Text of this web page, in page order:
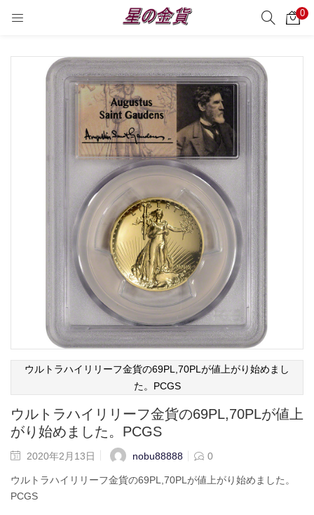
0
サーチ
ウルトラハイリリーフ金貨の69PL,70PLが値上がり始めまし
た。PCGS
ウルトラハイリリーフ金貨の69PL,70PLが値上
がり始めました。PCGS
2020年2月13日 nobu88888 0
ウルトラハイリリーフ金貨の69PL,70PLが値上がり始めました。
PCGS
Enter your username and password to login.
Remember me
Login
Lost password?